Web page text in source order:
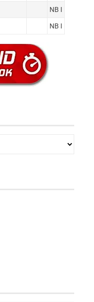
NB I
NB I